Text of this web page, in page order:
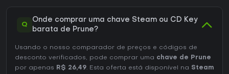
Q
Onde comprar uma chave Steam ou CD Key
barata de Prune?
Usando o nosso comparador de preços e códigos de
desconto verificados, pode comprar uma chave de Prune
por apenas R$ 26,49. Esta oferta está disponível na Steam